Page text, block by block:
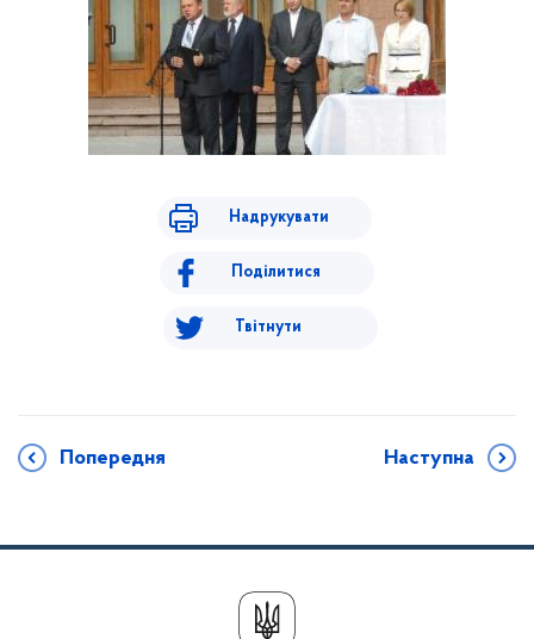
Надрукувати
Поділитися
Твітнути
Попередня Наступна